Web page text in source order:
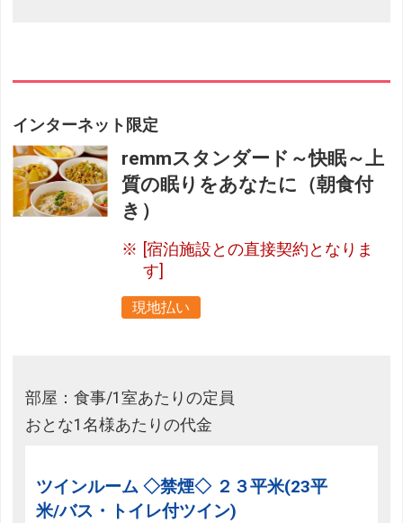
インターネット限定
remmスタンダード～快眠～上
質の眠りをあなたに（朝食付
き）
[宿泊施設との直接契約となりま
す]
現地払い
部屋：食事/1室あたりの定員
おとな1名様あたりの代金
ツインルーム ◇禁煙◇ ２３平米(23平
米/バス・トイレ付ツイン)